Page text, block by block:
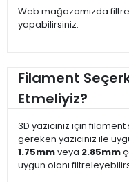
Web mağazamızda
yapabilirsiniz.
Filament
Etmeliyiz?
3D yazıcınız için
gereken yazıcınız ile
1.75mmveya 2.85mm
uygun olanı